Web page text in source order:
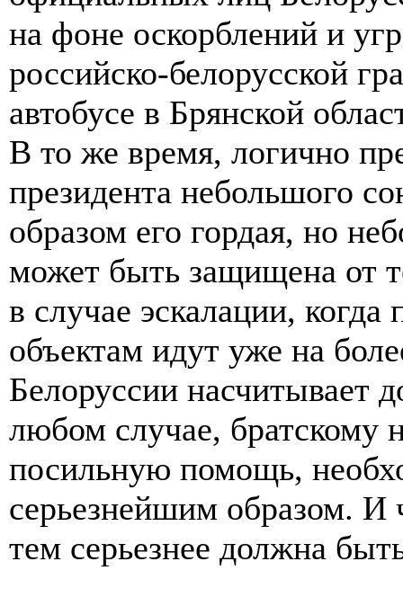
на фоне оскорблений и
российско-белорусской
автобусе в Брянской
В то же время, логично
президента небольшого
образом его гордая, но
может быть защищена от
в случае эскалации,
объектам идут уже на
Белоруссии насчитывает
любом случае, братскому
посильную помощь,
серьезнейшим образом. И
тем серьезнее должна